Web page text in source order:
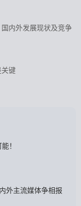
内外发展现状及竞争
键
！
外主流媒体争相报